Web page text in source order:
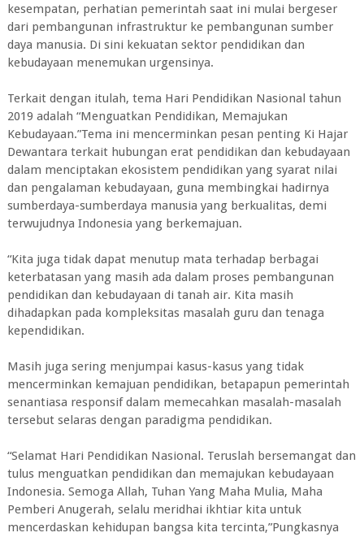
kesempatan, perhatian pemerintah saat ini mulai bergeser
dari pembangunan infrastruktur ke pembangunan sumber
daya manusia. Di sini kekuatan sektor pendidikan dan
kebudayaan menemukan urgensinya.
Terkait dengan itulah, tema Hari Pendidikan Nasional tahun
2019 adalah “Menguatkan Pendidikan, Memajukan
Kebudayaan.”Tema ini mencerminkan pesan penting Ki Hajar
Dewantara terkait hubungan erat pendidikan dan kebudayaan
dalam menciptakan ekosistem pendidikan yang syarat nilai
dan pengalaman kebudayaan, guna membingkai hadirnya
sumberdaya-sumberdaya manusia yang berkualitas, demi
terwujudnya Indonesia yang berkemajuan.
“Kita juga tidak dapat menutup mata terhadap berbagai
keterbatasan yang masih ada dalam proses pembangunan
pendidikan dan kebudayaan di tanah air. Kita masih
dihadapkan pada kompleksitas masalah guru dan tenaga
kependidikan.
Masih juga sering menjumpai kasus-kasus yang tidak
mencerminkan kemajuan pendidikan, betapapun pemerintah
senantiasa responsif dalam memecahkan masalah-masalah
tersebut selaras dengan paradigma pendidikan.
“Selamat Hari Pendidikan Nasional. Teruslah bersemangat dan
tulus menguatkan pendidikan dan memajukan kebudayaan
Indonesia. Semoga Allah, Tuhan Yang Maha Mulia, Maha
Pemberi Anugerah, selalu meridhai ikhtiar kita untuk
mencerdaskan kehidupan bangsa kita tercinta,”Pungkasnya